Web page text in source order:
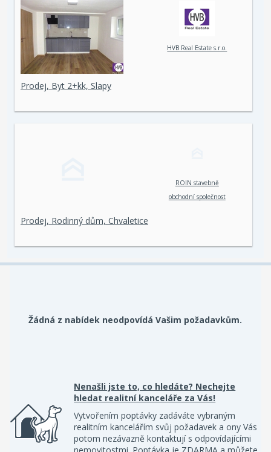
HVB Real Estate s.r.o.
Prodej, Byt 2+kk, Slapy
ROIN stavebně
obchodní společnost
Prodej, Rodinný dům, Chvaletice
Žádná z nabídek neodpovídá Vašim požadavkům.
Nenašli jste to, co hledáte? Nechejte
hledat realitní kanceláře za Vás!
Vytvořením poptávky zadáváte vybraným
realitním kancelářím svůj požadavek a ony Vás
potom nezávazně kontaktují s odpovídajícími